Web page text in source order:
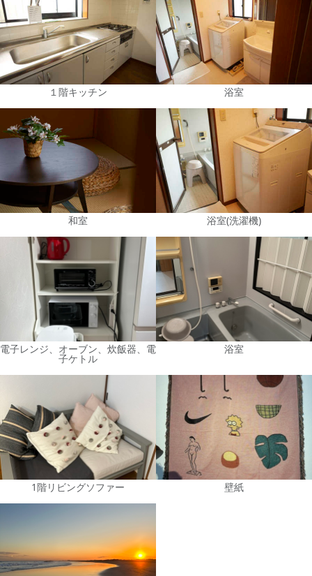
１階キッチン 浴室
和室 浴室(洗濯機)
電子レンジ、オーブン、炊飯器、電
子ケトル
浴室
1階リビングソファー 壁紙